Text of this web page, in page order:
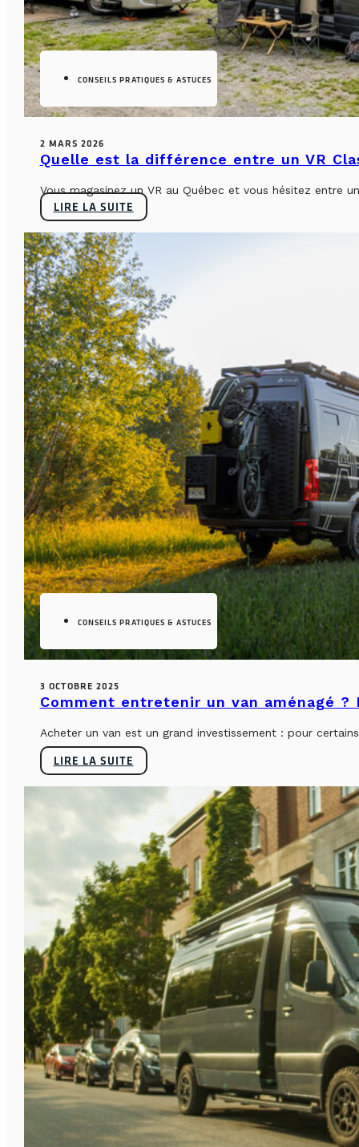
CONSEILS PRATIQUES & ASTUCES
2 MARS 2026
Quelle est la différence entre un VR
Vous magasinez un VR au Québec et vous hésitez entre
LIRE LA SUITE
CONSEILS PRATIQUES & ASTUCES
3 OCTOBRE 2025
Comment entretenir un van aménagé
Acheter un van est un grand investissement : pour
LIRE LA SUITE